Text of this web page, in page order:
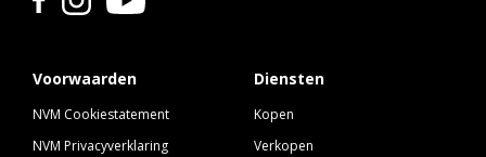
Voorwaarden
NVM Cookiestatement
NVM Privacyverklaring
Diensten
Kopen
Verkopen